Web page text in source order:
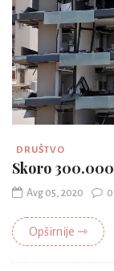
DRUŠTVO
Skoro
Avg 05, 2020
Opširnije ⇾